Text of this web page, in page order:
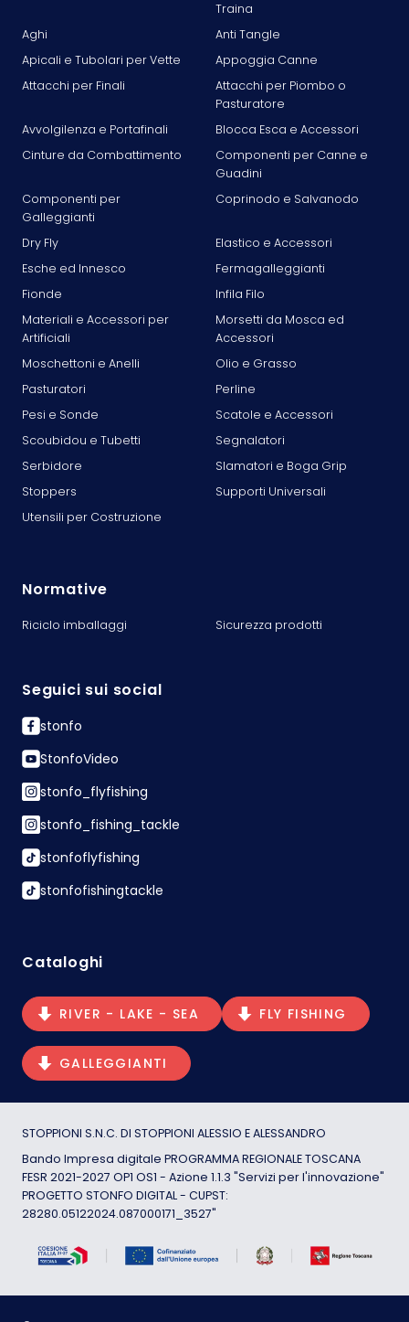
Traina
Aghi
Anti Tangle
Apicali e Tubolari per Vette
Appoggia Canne
Attacchi per Finali
Attacchi per Piombo o
Pasturatore
Avvolgilenza e Portafinali
Blocca Esca e Accessori
Cinture da Combattimento
Componenti per Canne e
Guadini
Componenti per
Galleggianti
Coprinodo e Salvanodo
Dry Fly
Elastico e Accessori
Esche ed Innesco
Fermagalleggianti
Fionde
Infila Filo
Materiali e Accessori per
Artificiali
Morsetti da Mosca ed
Accessori
Moschettoni e Anelli
Olio e Grasso
Pasturatori
Perline
Pesi e Sonde
Scatole e Accessori
Scoubidou e Tubetti
Segnalatori
Serbidore
Slamatori e Boga Grip
Stoppers
Supporti Universali
Utensili per Costruzione
Normative
Riciclo imballaggi Sicurezza prodotti
Seguici sui social
stonfo
StonfoVideo
stonfo_flyfishing
stonfo_fishing_tackle
stonfoflyfishing
stonfofishingtackle
Cataloghi
RIVER - LAKE - SEA FLY FISHING
GALLEGGIANTI
STOPPIONI S.N.C. DI STOPPIONI ALESSIO E ALESSANDRO
Bando Impresa digitale PROGRAMMA REGIONALE TOSCANA
FESR 2021-2027 OP1 OS1 - Azione 1.1.3 "Servizi per l'innovazione"
PROGETTO STONFO DIGITAL - CUPST:
28280.05122024.087000171_3527"